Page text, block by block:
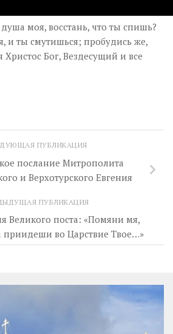
моя, восстань, что ты спишь?
и ты смутишься; пробудись же,
Бог, Вездесущий и все
ПУБЛИКАЦИЯ
послание Митрополита
и Верхотурского Евгения
ПУБЛИКАЦИЯ
Великого поста: «Помяни мя,
приидеши во Царствие Твое…»